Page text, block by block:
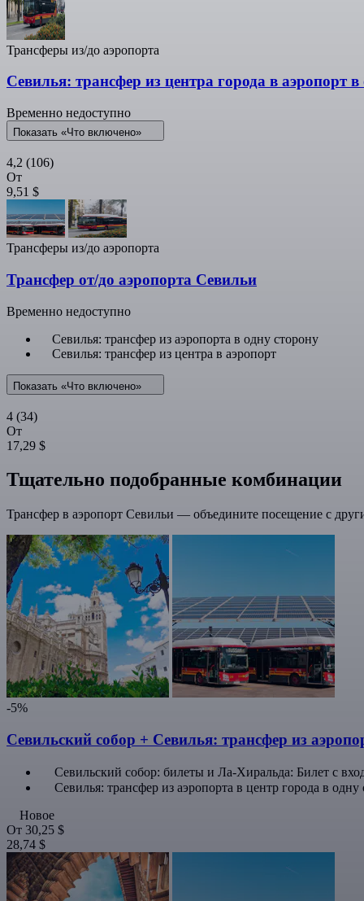
Трансферы из/до аэропорта
Севилья: трансфер из центра города в аэропорт в
Временно недоступно
Показать «Что включено»
4,2 (106)
От
9,51 $
Трансферы из/до аэропорта
Трансфер от/до аэропорта Севильи
Временно недоступно
Севилья: трансфер из аэропорта в одну сторону
Севилья: трансфер из центра в аэропорт
Показать «Что включено»
4 (34)
От
17,29 $
Тщательно подобранные комбинации
Трансфер в аэропорт Севильи — объедините посещение с
-5%
Севильский собор + Севилья: трансфер из
Севильский собор: билеты и Ла-Хиральда: Билет с
Севилья: трансфер из аэропорта в центр города в одну
Новое
От 30,25 $
28,74 $